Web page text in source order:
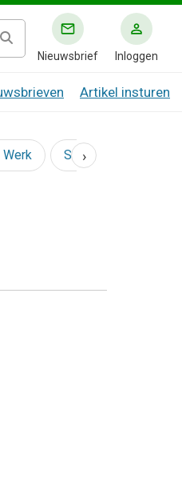
Nieuwsbrief Inloggen
Artikel insturen
Werk Social
›